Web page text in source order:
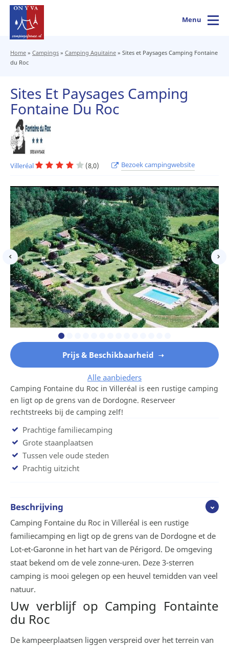
Menu
Home » Campings » Camping Aquitaine » Sites et Paysages Camping Fontaine
du Roc
Sites Et Paysages Camping
Fontaine Du Roc
Villeréal (8,0) Bezoek campingwebsite
Prijs & Beschikbaarheid
Alle aanbieders
Camping Fontaine du Roc in Villeréal is een rustige camping
en ligt op de grens van de Dordogne. Reserveer
rechtstreeks bij de camping zelf!
Prachtige familiecamping
Grote staanplaatsen
Tussen vele oude steden
Prachtig uitzicht
Beschrijving
Camping Fontaine du Roc in Villeréal is een rustige
familiecamping en ligt op de grens van de Dordogne et de
Lot-et-Garonne in het hart van de Périgord. De omgeving
staat bekend om de vele zonne-uren. Deze 3-sterren
camping is mooi gelegen op een heuvel temidden van veel
natuur.
Uw verblijf op Camping Fontainte
du Roc
De kampeerplaatsen liggen verspreid over het terrein van